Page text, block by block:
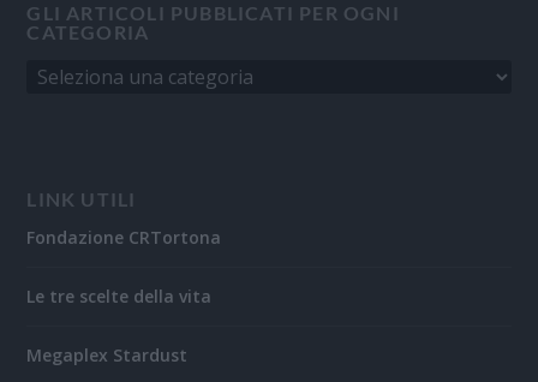
GLI ARTICOLI PUBBLICATI PER OGNI
CATEGORIA
LINK UTILI
Fondazione CRTortona
Le tre scelte della vita
Megaplex Stardust